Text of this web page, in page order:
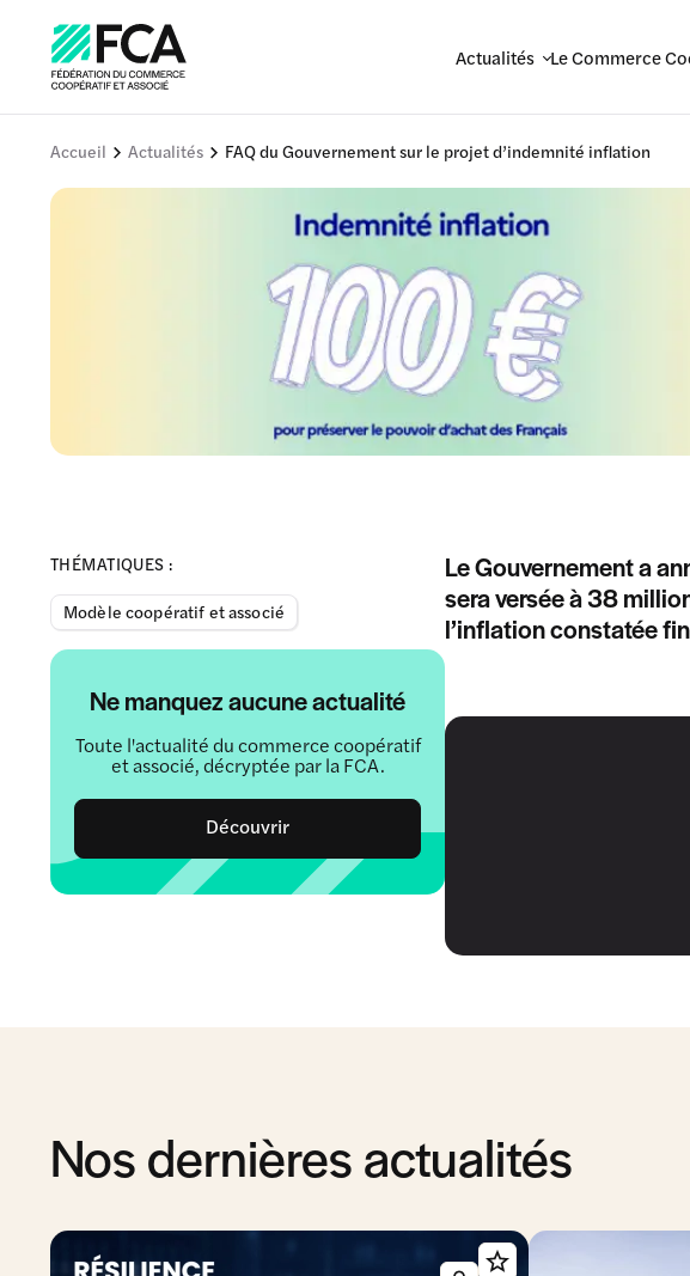
Actualités Le Commerce
Accueil Actualités FAQ du Gouvernement sur le projet d’indemnité inflation
THÉMATIQUES :
Modèle coopératif et associé
Ne manquez aucune actualité
Toute l'actualité du commerce coopératif
et associé, décryptée par la FCA.
Découvrir
Le Gouvernement a
sera versée à 38
l’inflation constatée
Nos dernières actualités